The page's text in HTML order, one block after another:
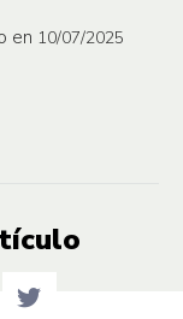
en 10/07/2025